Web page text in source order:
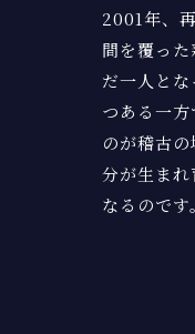
2001年、
間を覆っ
だ一人と
つある一
のが稽古
分が生ま
なるので